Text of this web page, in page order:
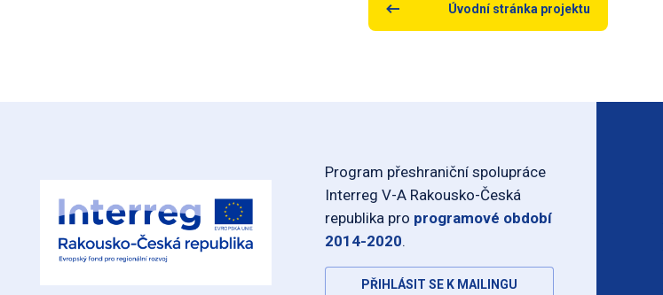
Úvodní stránka projektu
Program přeshraniční spolupráce
Interreg V-A Rakousko-Česká
republika pro programové období
2014-2020.
PŘIHLÁSIT SE K MAILINGU